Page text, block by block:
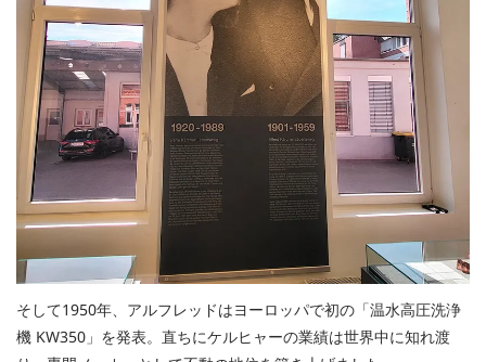
そして1950年、アルフレッドはヨーロッパで初の「温水高圧洗浄
機 KW350」を発表。直ちにケルヒャーの業績は世界中に知れ渡